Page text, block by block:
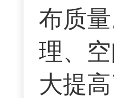
布质
理、
大提